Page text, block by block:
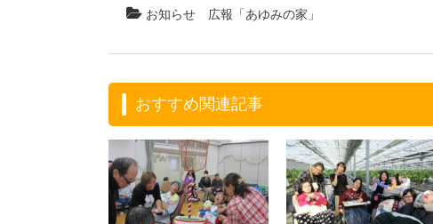
お知らせ 広報「あゆみの家」
おすすめ関連記事